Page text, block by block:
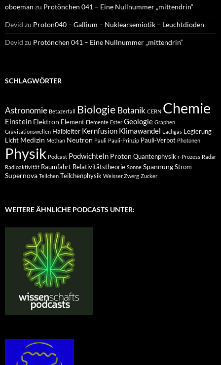
oboeman zu Protönchen 041 – Eine Nullnummer „mittendrin“
Devid zu Proton040 – Gallium – Nuklearsemiotik – Leuchtdioden
Devid zu Protönchen 041 – Eine Nullnummer „mittendrin“
SCHLAGWÖRTER
Astronomie Betazerfall Biologie Botanik CERN Chemie
Einstein Elektron Element Elemente Ester Geologie Graphen
Gravitationswellen Halbleiter Kernfusion Klimawandel Lachgas Legierung
Licht Medizin Methan Neutron Pauli Pauli-Prinzip Pauli-Verbot Photonen
Physik Podcast Podwichteln Proton Quantenphysik r-Prozess Radar
Radioaktivität Raumfahrt Relativitätstheorie Sonne Spannung Strom
Supernova Teilchen Teilchenphysik Weisser Zwerg Zucker
WEITERE ÄHNLICHE PODCASTS UNTER: